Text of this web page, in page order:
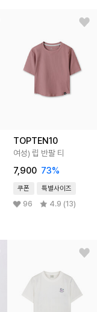
TOPTEN10
여성) 립 반팔 티
7,900 73%
쿠폰 특별사이즈
96 4.9 (13)